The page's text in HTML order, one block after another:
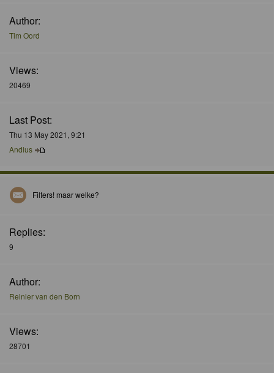
Author:
Tim Oord
Views:
20469
Last Post:
Thu 13 May 2021, 9:21
Andius
Filters! maar welke?
Replies:
9
Author:
Reinier van den Born
Views:
28701